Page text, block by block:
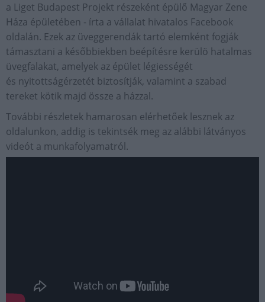
a Liget Budapest Projekt részeként épülő Magyar Zene
Háza épületében - írta a vállalat hivatalos Facebook
oldalán. Ezek az üveggerendák tartó elemként fogják
támasztani a későbbiekben beépítésre kerülö hatalmas
üvegfalakat, amelyek az épület légiességét
és nyitottságérzetét biztosítják, valamint a szabad
tereket kötik majd össze a házzal.
További részletek hamarosan elérhetőek lesznek az
oldalunkon, addig is tekintsék meg az alábbi látványos
videót a munkafolyamatról.